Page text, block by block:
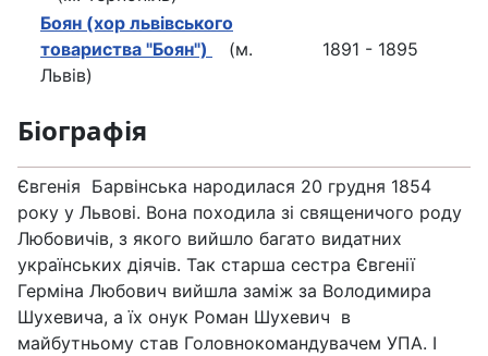
Боян (хор львівського
товариства "Боян")
(м.
Львів)
1891 - 1895
Біографія
Євгенія Барвінська народилася 20 грудня 1854
року у Львові. Вона походила зі священичого роду
Любовичів, з якого вийшло багато видатних
українських діячів. Так старша сестра Євгенії
Герміна Любович вийшла заміж за Володимира
Шухевича, а їх онук Роман Шухевич в
майбутньому став Головнокомандувачем УПА. І